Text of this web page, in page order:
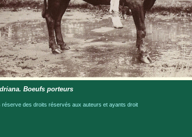
Boeufs porteurs
réserve des droits réservés aux auteurs et ayants droit